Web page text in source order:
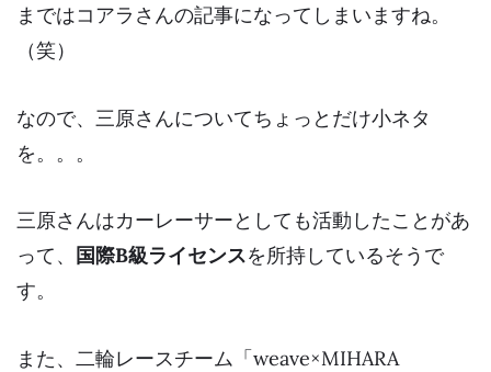
まではコアラさんの記事になってしまいますね。
（笑）
なので、三原さんについてちょっとだけ小ネタ
を。。。
三原さんはカーレーサーとしても活動したことがあ
って、 国際B級ライセンスを所持しているそうで
す。
また、二輪レースチーム「weave×MIHARA